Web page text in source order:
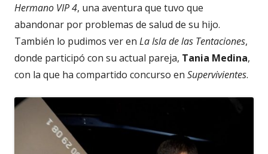
Hermano VIP 4, una aventura que tuvo que
abandonar por problemas de salud de su hijo.
También lo pudimos ver en La Isla de las Tentaciones,
donde participó con su actual pareja, Tania Medina,
con la que ha compartido concurso en Supervivientes.